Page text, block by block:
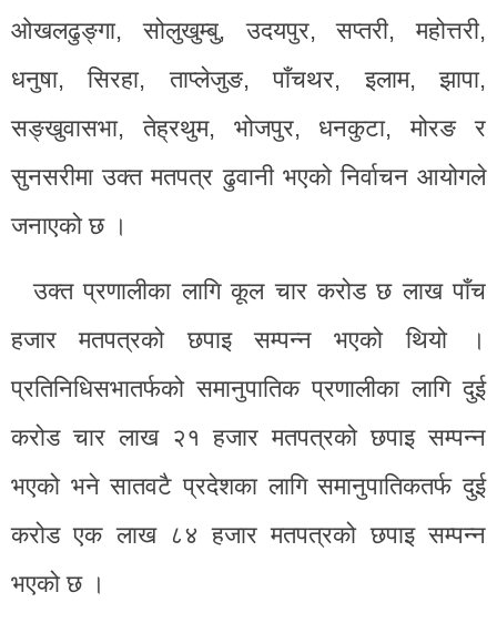
ओखलढुङ्गा, सोलुखुम्बु, उदयपुर, सप्तरी, महोत्तरी,
धनुषा, सिरहा, ताप्लेजुङ, पाँचथर, इलाम, झापा,
सङ्खुवासभा, तेह्रथुम, भोजपुर, धनकुटा, मोरङ र
सुनसरीमा उक्त मतपत्र ढुवानी भएको निर्वाचन आयोगले
जनाएको छ ।
उक्त प्रणालीका लागि कूल चार करोड छ लाख पाँच
हजार मतपत्रको छपाइ सम्पन्न भएको थियो ।
प्रतिनिधिसभातर्फको समानुपातिक प्रणालीका लागि दुई
करोड चार लाख २१ हजार मतपत्रको छपाइ सम्पन्न
भएको भने सातवटै प्रदेशका लागि समानुपातिकतर्फ दुई
करोड एक लाख ८४ हजार मतपत्रको छपाइ सम्पन्न
भएको छ ।